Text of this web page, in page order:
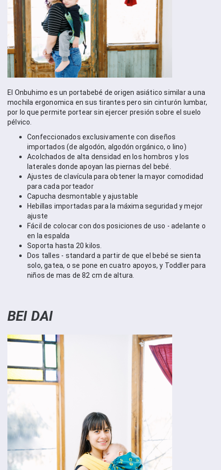
El Onbuhimo es un portabebé de origen asiático similar a una
mochila ergonomica en sus tirantes pero sin cinturón lumbar,
por lo que permite portear sin ejercer presión sobre el suelo
pélvico.
Confeccionados exclusivamente con diseños
importados (de algodón, algodón orgánico, o lino)
Acolchados de alta densidad en los hombros y los
laterales donde apoyan las piernas del bebé.
Ajustes de clavícula para obtener la mayor comodidad
para cada porteador
Capucha desmontable y ajustable
Hebillas importadas para la máxima seguridad y mejor
ajuste
Fácil de colocar con dos posiciones de uso - adelante o
en la espalda
Soporta hasta 20 kilos.
Dos talles - standard a partir de que el bebé se sienta
solo, gatea, o se pone en cuatro apoyos, y Toddler para
niños de mas de 82 cm de altura.
BEI DAI